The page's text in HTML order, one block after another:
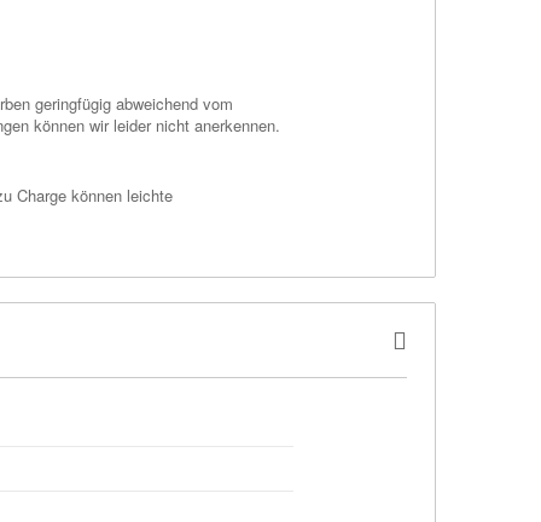
geringfügig abweichend vom
können wir leider nicht anerkennen.
Charge können leichte